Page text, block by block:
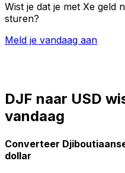
Wist je dat je met Xe geld
sturen?
Meld je vandaag aan
DJF naar USD
vandaag
Converteer
dollar